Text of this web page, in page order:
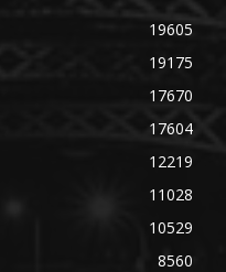
19605
19175
17670
17604
12219
11028
10529
8560